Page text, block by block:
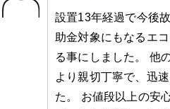
設置13年経過で今後
助金対象にもなるエ
る事にしました。 他
より親切丁寧で、迅
た。 お値段以上の安